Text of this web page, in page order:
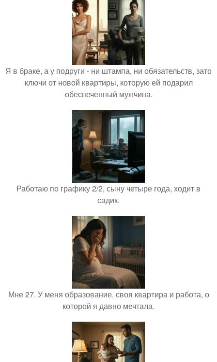
Я в браке, а у подруги - ни штампа, ни обязательств, зато
ключи от новой квартиры, которую ей подарил
обеспеченный мужчина.
Работаю по графику 2/2, сыну четыре года, ходит в
садик.
Мне 27. У меня образование, своя квартира и работа, о
которой я давно мечтала.